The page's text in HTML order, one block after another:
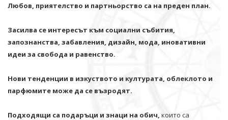
Любов, приятелство и партньорство са на преден план.
Засилва се интересът към социални събития,
запознанства, забавления, дизайн, мода, иновативни
идеи за свобода и равенство.
Нови тенденции в изкуството и културата, облеклото и
парфюмите може да се възродят.
Подходящи са подаръци и знаци на обич, които са